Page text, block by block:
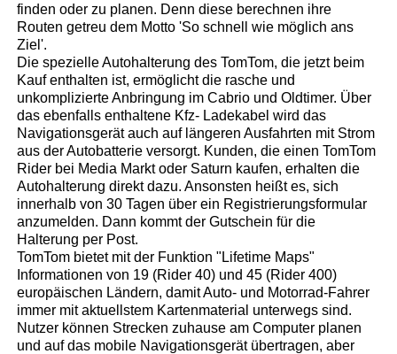
finden oder zu planen. Denn diese berechnen ihre
Routen getreu dem Motto 'So schnell wie möglich ans
Ziel'.
Die spezielle Autohalterung des TomTom, die jetzt beim
Kauf enthalten ist, ermöglicht die rasche und
unkomplizierte Anbringung im Cabrio und Oldtimer. Über
das ebenfalls enthaltene Kfz- Ladekabel wird das
Navigationsgerät auch auf längeren Ausfahrten mit Strom
aus der Autobatterie versorgt. Kunden, die einen TomTom
Rider bei Media Markt oder Saturn kaufen, erhalten die
Autohalterung direkt dazu. Ansonsten heißt es, sich
innerhalb von 30 Tagen über ein Registrierungsformular
anzumelden. Dann kommt der Gutschein für die
Halterung per Post.
TomTom bietet mit der Funktion "Lifetime Maps"
Informationen von 19 (Rider 40) und 45 (Rider 400)
europäischen Ländern, damit Auto- und Motorrad-Fahrer
immer mit aktuellstem Kartenmaterial unterwegs sind.
Nutzer können Strecken zuhause am Computer planen
und auf das mobile Navigationsgerät übertragen, aber